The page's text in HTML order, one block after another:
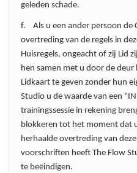
geleden schade.
f. Als u een ander persoon de
overtreding van de regels in
Huisregels, ongeacht of zij Lid
hen samen met u door de
Lidkaart te geven zonder hun
Studio u de waarde van een
trainingssessie in rekening
blokkeren tot het moment dat
herhaalde overtreding van
voorschriften heeft The Flow
te beëindigen.